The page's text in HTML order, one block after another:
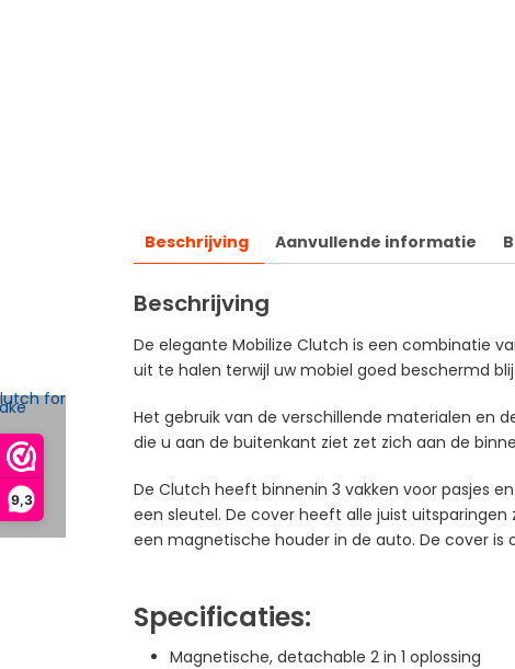
9,3
Beschrijving Aanvullende informatie
Beschrijving
De elegante Mobilize Clutch is een combinatie
uit te halen terwijl uw mobiel goed beschermd
Het gebruik van de verschillende materialen en
die u aan de buitenkant ziet zet zich aan de
De Clutch heeft binnenin 3 vakken voor pasjes
een sleutel. De cover heeft alle juist
een magnetische houder in de auto. De cover is
Specificaties:
Magnetische, detachable 2 in 1 oplossing